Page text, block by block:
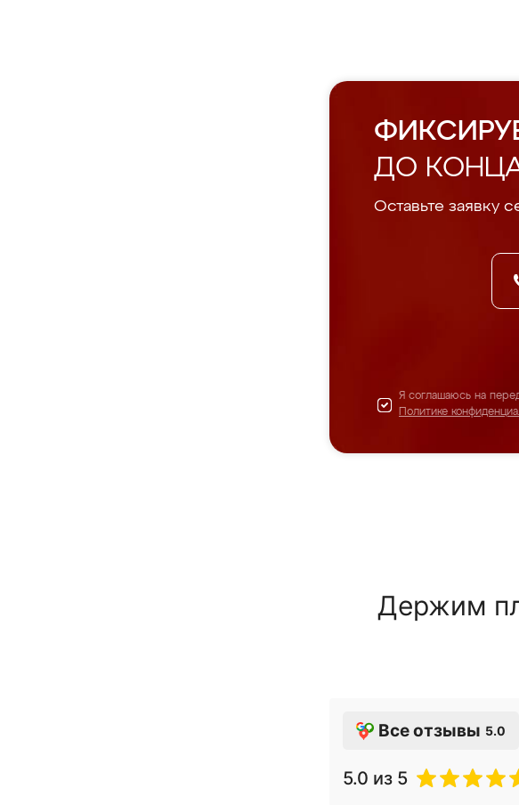
ДО
Оставьте заявку
Я соглашаюсь на
Политике
Держим
Все отзывы 5.0
5.0 из 5